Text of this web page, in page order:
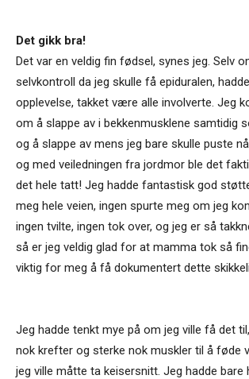
Det gikk bra!
Det var en veldig fin fødsel, synes jeg. Selv
selvkontroll da jeg skulle få epiduralen,
opplevelse, takket være alle involverte. Jeg
om å slappe av i bekkenmusklene samtidig
og å slappe av mens jeg bare skulle puste
og med veiledningen fra jordmor ble det
det hele tatt! Jeg hadde fantastisk god
meg hele veien, ingen spurte meg om jeg
ingen tvilte, ingen tok over, og jeg er så
så er jeg veldig glad for at mamma tok så
viktig for meg å få dokumentert dette
Jeg hadde tenkt mye på om jeg ville få det
nok krefter og sterke nok muskler til å føde
jeg ville måtte ta keisersnitt. Jeg hadde bare